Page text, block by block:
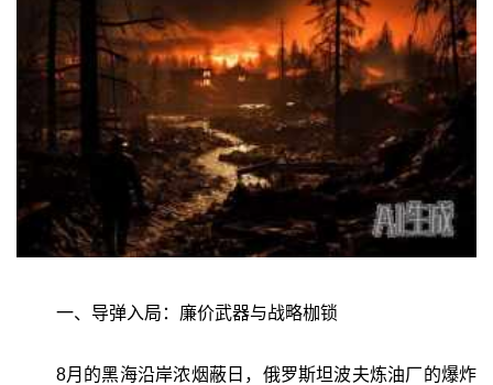
一、导弹入局：廉价武器与战略枷锁
8月的黑海沿岸浓烟蔽日，俄罗斯坦波夫炼油厂的爆炸